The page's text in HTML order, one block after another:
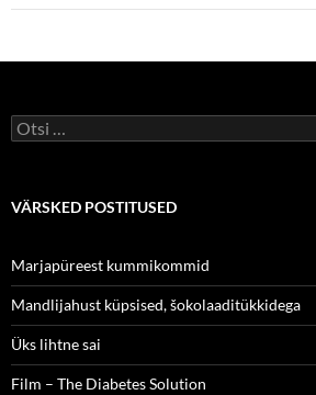
Otsi:
VÄRSKED POSTITUSED
Marjapüreest kummikommid
Mandlijahust küpsised, šokolaaditükkidega
Üks lihtne sai
Film – The Diabetes Solution